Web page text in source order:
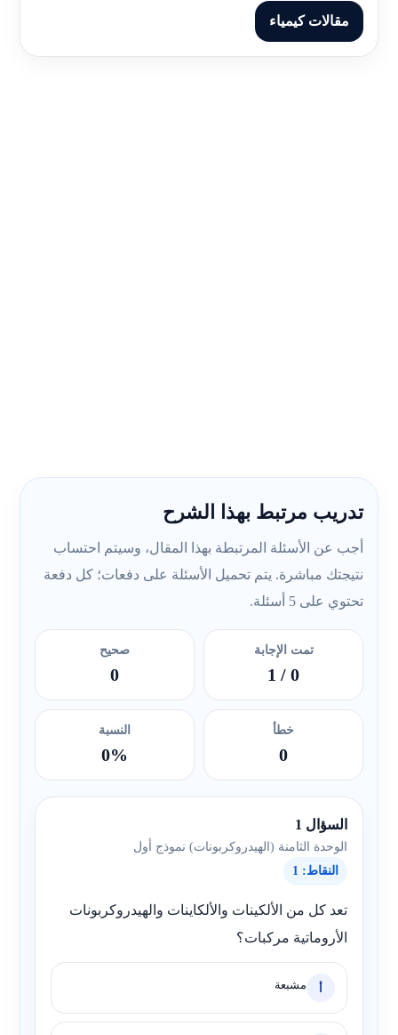
مقالات كيمياء
تدريب مرتبط بهذا الشرح
أجب عن الأسئلة المرتبطة بهذا المقال، وسيتم احتساب
نتيجتك مباشرة. يتم تحميل الأسئلة على دفعات؛ كل دفعة
تحتوي على 5 أسئلة.
تمت الإجابة
0
/ 1
صحيح
0
خطأ
0
النسبة
0%
السؤال 1
الوحدة الثامنة (الهيدروكربونات) نموذج أول
النقاط: 1
تعد كل من الألكينات والألكاينات والهيدروكربونات
الأروماتية مركبات؟
أ مشبعة